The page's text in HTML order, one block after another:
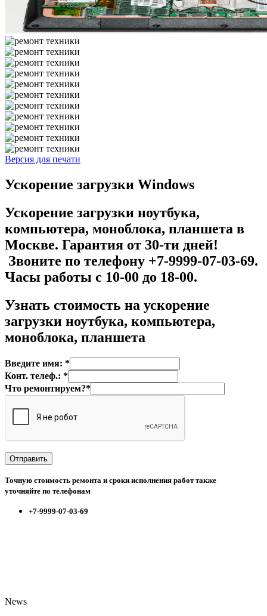
Версия для печати
Ускорение загрузки Windows
Ускорение загрузки ноутбука,
компьютера, моноблока, планшета в
Москве. Гарантия от 30-ти дней!
Звоните по телефону +7-9999-07-03-69.
Часы работы с 10-00 до 18-00.
Узнать стоимость на ускорение
загрузки ноутбука, компьютера,
моноблока, планшета
Введите имя: *
Конт. телеф.: *
Что ремонтируем?*
Точную стоимость ремонта и сроки исполнения работ также
уточняйте по телефонам
+7-9999-07-03-69
News